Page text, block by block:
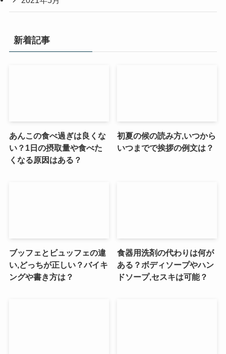
新着記事
あんこの食べ過ぎは良くな
い？1日の摂取量や食べた
くなる原因はある？
初夏の候の読み方,いつから
いつまでで挨拶の例文は？
ブッフェとビュッフェの違
い,どっちが正しい？バイキ
ングや書き方は？
食器用洗剤の代わりは何が
ある？ボディソープやハン
ドソープ,セスキは可能？